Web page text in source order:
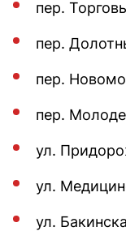
пер.
пер.
пер.
пер.
ул.
ул.
ул.